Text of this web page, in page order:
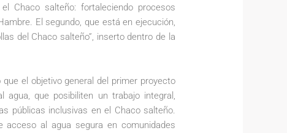
Chaco salteño: fortaleciendo procesos
El segundo, que está en ejecución,
del Chaco salteño”, inserto dentro de la
el objetivo general del primer proyecto
que posibiliten un trabajo integral,
públicas inclusivas en el Chaco salteño.
al agua segura en comunidades